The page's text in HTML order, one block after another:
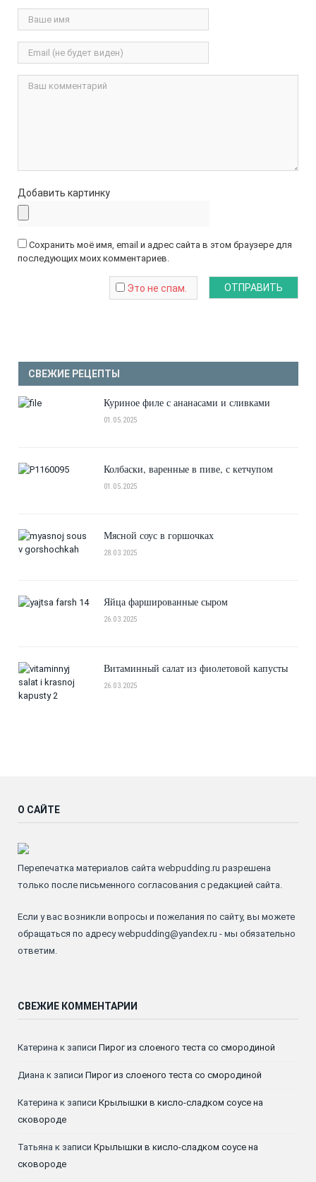
Добавить картинку
Сохранить моё имя, email и адрес сайта в этом браузере для
последующих моих комментариев.
Это не спам.
СВЕЖИЕ РЕЦЕПТЫ
Куриное филе с ананасами и сливками
01.05.2025
Колбаски, варенные в пиве, с кетчупом
01.05.2025
Мясной соус в горшочках
28.03.2025
Яйца фаршированные сыром
26.03.2025
Витаминный салат из фиолетовой капусты
26.03.2025
О САЙТЕ
Перепечатка материалов сайта webpudding.ru разрешена
только после письменного согласования с редакцией сайта.
Если у вас возникли вопросы и пожелания по сайту, вы можете
обращаться по адресу webpudding@yandex.ru - мы обязательно
ответим.
СВЕЖИЕ КОММЕНТАРИИ
Катерина к записи Пирог из слоеного теста со смородиной
Диана к записи Пирог из слоеного теста со смородиной
Катерина к записи Крылышки в кисло-сладком соусе на
сковороде
Татьяна к записи Крылышки в кисло-сладком соусе на
сковороде